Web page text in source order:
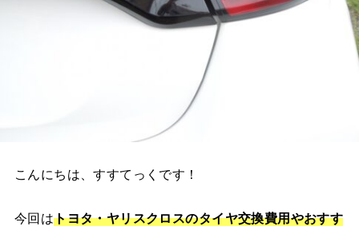
こんにちは、すすてっくです！
今回はトヨタ・ヤリスクロスのタイヤ交換費用やおすす